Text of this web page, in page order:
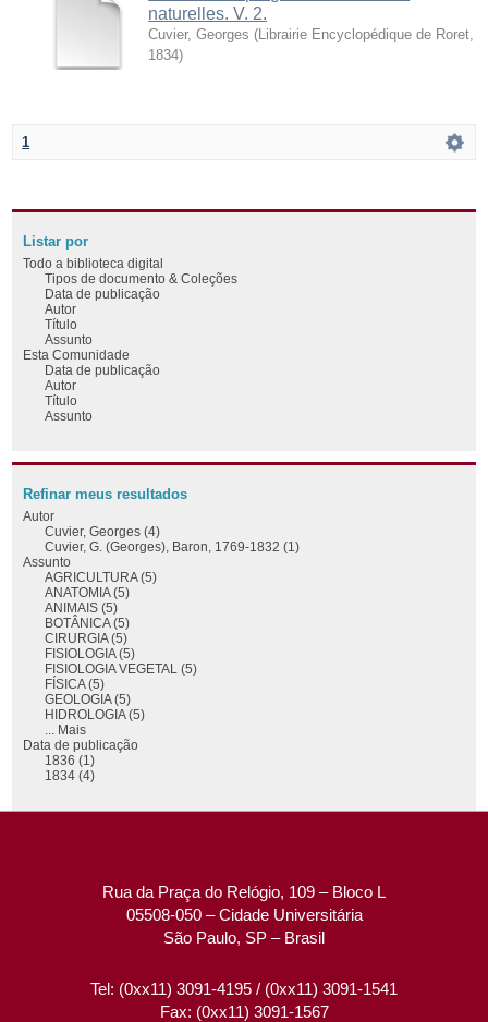
naturelles. V. 2.
Cuvier, Georges ( Librairie Encyclopédique de Roret
1834)
1
Listar por
Todo a biblioteca digital
Tipos de documento & Coleções
Data de publicação
Autor
Título
Assunto
Esta Comunidade
Data de publicação
Autor
Título
Assunto
Refinar meus resultados
Autor
Cuvier, Georges (4)
Cuvier, G. (Georges), Baron, 1769-1832 (1)
Assunto
AGRICULTURA (5)
ANATOMIA (5)
ANIMAIS (5)
BOTÂNICA (5)
CIRURGIA (5)
FISIOLOGIA (5)
FISIOLOGIA VEGETAL (5)
FÍSICA (5)
GEOLOGIA (5)
HIDROLOGIA (5)
... Mais
Data de publicação
1836 (1)
1834 (4)
Rua da Praça do Relógio, 109 – Bloco L
05508-050 – Cidade Universitária
São Paulo, SP – Brasil
Tel: (0xx11) 3091-4195 / (0xx11) 3091-1541
Fax: (0xx11) 3091-1567